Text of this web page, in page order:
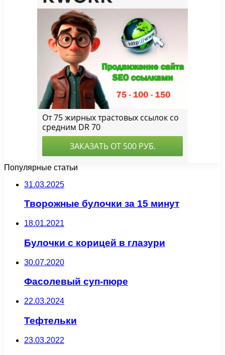
Популярные статьи
31.03.2025
Творожные булочки за 15 минут
18.01.2021
Булочки с корицей в глазури
30.07.2020
Фасолевый суп-пюре
22.03.2024
Тефтельки
23.03.2022